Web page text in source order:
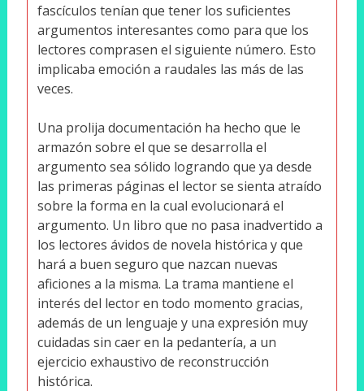
fascículos tenían que tener los suficientes
argumentos interesantes como para que los
lectores comprasen el siguiente número. Esto
implicaba emoción a raudales las más de las
veces.
Una prolija documentación ha hecho que le
armazón sobre el que se desarrolla el
argumento sea sólido logrando que ya desde
las primeras páginas el lector se sienta atraído
sobre la forma en la cual evolucionará el
argumento. Un libro que no pasa inadvertido a
los lectores ávidos de novela histórica y que
hará a buen seguro que nazcan nuevas
aficiones a la misma. La trama mantiene el
interés del lector en todo momento gracias,
además de un lenguaje y una expresión muy
cuidadas sin caer en la pedantería, a un
ejercicio exhaustivo de reconstrucción
histórica.